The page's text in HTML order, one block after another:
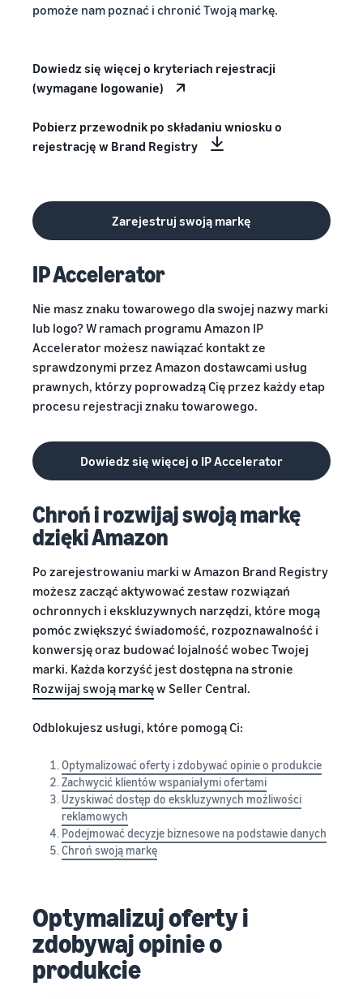
pomoże nam poznać i chronić Twoją markę.
Dowiedz się więcej o kryteriach rejestracji
(wymagane logowanie)
Pobierz przewodnik po składaniu wniosku o
rejestrację w Brand Registry
Zarejestruj swoją markę
IP Accelerator
Nie masz znaku towarowego dla swojej nazwy marki
lub logo? W ramach programu Amazon IP
Accelerator możesz nawiązać kontakt ze
sprawdzonymi przez Amazon dostawcami usług
prawnych, którzy poprowadzą Cię przez każdy etap
procesu rejestracji znaku towarowego.
Dowiedz się więcej o IP Accelerator
Chroń i rozwijaj swoją markę
dzięki Amazon
Po zarejestrowaniu marki w Amazon Brand Registry
możesz zacząć aktywować zestaw rozwiązań
ochronnych i ekskluzywnych narzędzi, które mogą
pomóc zwiększyć świadomość, rozpoznawalność i
konwersję oraz budować lojalność wobec Twojej
marki. Każda korzyść jest dostępna na stronie
Rozwijaj swoją markęw Seller Central.
Odblokujesz usługi, które pomogą Ci:
Optymalizować oferty i zdobywać opinie o produkcie
Zachwycić klientów wspaniałymi ofertami
Uzyskiwać dostęp do ekskluzywnych możliwości
reklamowych
Podejmować decyzje biznesowe na podstawie danych
Chroń swoją markę
Optymalizuj oferty i
zdobywaj opinie o
produkcie